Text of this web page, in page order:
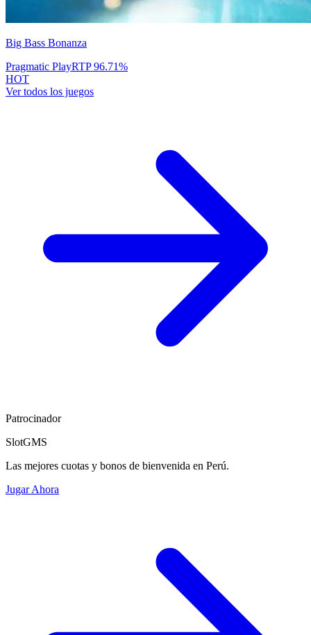
Big Bass Bonanza
Pragmatic PlayRTP96.71%
HOT
Ver todos los juegos
Patrocinador
SlotGMS
Las mejores cuotas y bonos de bienvenida en Perú.
Jugar Ahora